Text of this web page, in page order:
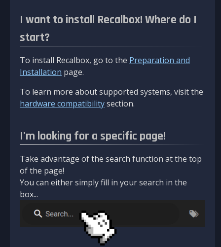
I want to install Recalbox! Where do I
start?
To install Recalbox, go to the Preparation and
Installation page.
To learn more about supported systems, visit the
hardware compatibilitysection.
I'm looking for a specific page!
Take advantage of the search function at the top
of the page!
You can either simply fill in your search in the
box...